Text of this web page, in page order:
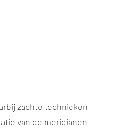
zachte technieken
van de meridianen